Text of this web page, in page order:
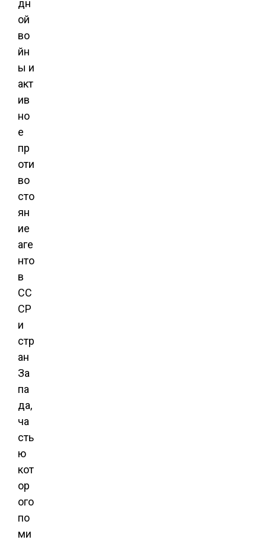
дн
ой
во
йн
ы и
акт
ив
но
е
пр
оти
во
сто
ян
ие
аге
нто
в
СС
СР
и
стр
ан
За
па
да,
ча
сть
ю
кот
ор
ого
по
ми